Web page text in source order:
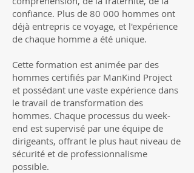
confiance. Plus de 80 000 hommes ont
déjà entrepris ce voyage, et l'expérience
de chaque homme a été unique.
Cette formation est animée par des
hommes certifiés par ManKind Project
et possédant une vaste expérience dans
le travail de transformation des
hommes. Chaque processus du week-
end est supervisé par une équipe de
dirigeants, offrant le plus haut niveau de
sécurité et de professionnalisme
possible.